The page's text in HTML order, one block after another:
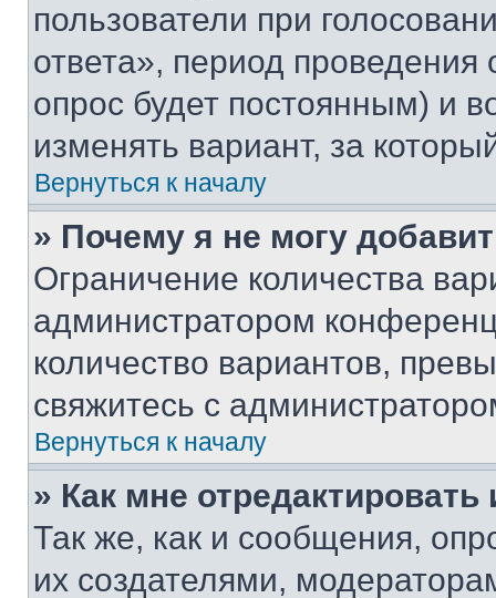
пользователи при
ответа», период проведения
опрос будет постоянным) и
изменять вариант, за
Вернуться к началу
» Почему я не могу
Ограничение количества
администратором
количество вариантов,
свяжитесь с
Вернуться к началу
» Как мне
Так же, как и сообщения,
их создателями,